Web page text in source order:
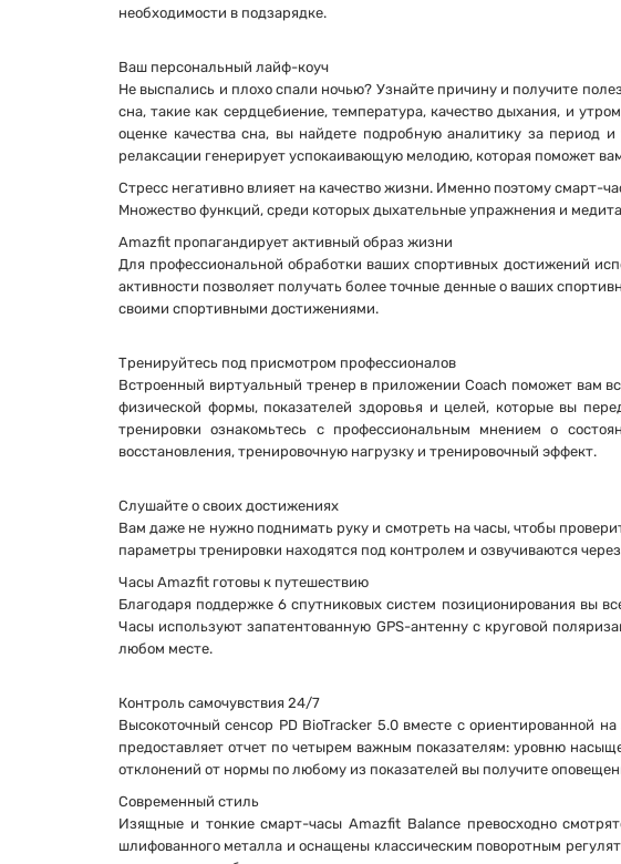
необходимости в подзарядке.
Ваш персональный лайф-коуч
Не выспались и плохо спали ночью? Узнайте причину и получите
сна, такие как сердцебиение, температура, качество дыхания, и
оценке качества сна, вы найдете подробную аналитику за период
релаксации генерирует успокаивающую мелодию, которая поможет
Стресс негативно влияет на качество жизни. Именно поэтому смарт-
Множество функций, среди которых дыхательные упражнения и
Amazfit пропагандирует активный образ жизни
Для профессиональной обработки ваших спортивных достижений
активности позволяет получать более точные денные о ваших
своими спортивными достижениями.
Тренируйтесь под присмотром профессионалов
Встроенный виртуальный тренер в приложении Coach поможет вам
физической формы, показателей здоровья и целей, которые вы
тренировки ознакомьтесь с профессиональным мнением о
восстановления, тренировочную нагрузку и тренировочный эффект.
Слушайте о своих достижениях
Вам даже не нужно поднимать руку и смотреть на часы, чтобы
параметры тренировки находятся под контролем и озвучиваются
Часы Amazfit готовы к путешествию
Благодаря поддержке 6 спутниковых систем позиционирования вы
Часы используют запатентованную GPS-антенну с круговой
любом месте.
Контроль самочувствия 24/7
Высокоточный сенсор PD BioTracker 5.0 вместе с ориентированной
предоставляет отчет по четырем важным показателям: уровню
отклонений от нормы по любому из показателей вы получите
Современный стиль
Изящные и тонкие смарт-часы Amazfit Balance превосходно
шлифованного металла и оснащены классическим поворотным